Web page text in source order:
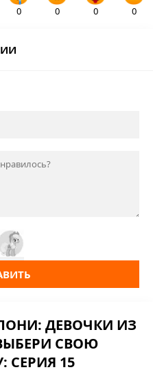
0 0 0 0
ДЕВОЧКИ ИЗ
СВОЮ
СЕРИЯ 15